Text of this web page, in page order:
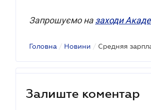
Запрошуємо назаходи
Головна / Новини / Cредняя
Залиште коментар